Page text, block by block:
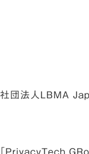
社団法人LBMA